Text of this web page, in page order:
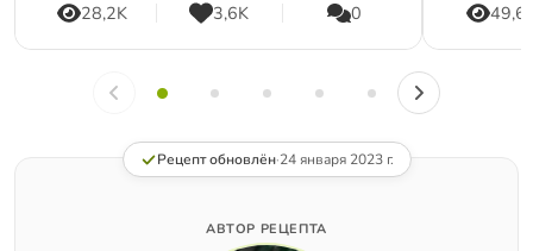
28,2K 3,6K 0
Рецепт обновлён·24 января 2023 г.
АВТОР РЕЦЕПТА